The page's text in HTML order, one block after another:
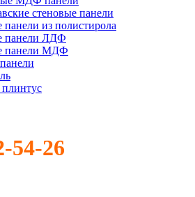
стеновые панели
из полистирола
панели ЛДФ
панели МДФ
54-26